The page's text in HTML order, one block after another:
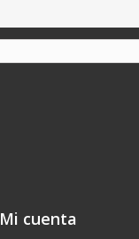
Mi cuenta